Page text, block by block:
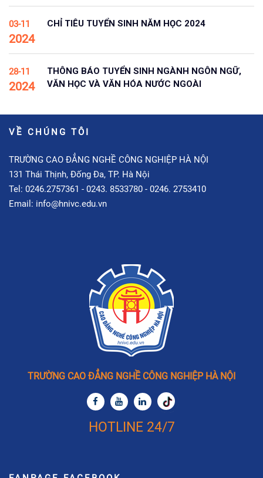
03-11
2024
CHỈ TIÊU TUYỂN SINH NĂM HỌC 2024
28-11
2024
THÔNG BÁO TUYỂN SINH NGÀNH NGÔN NGỮ,
VĂN HỌC VÀ VĂN HÓA NƯỚC NGOÀI
VỀ CHÚNG TÔI
TRƯỜNG CAO ĐẲNG NGHỀ CÔNG NGHIỆP HÀ NỘI
131 Thái Thịnh, Đống Đa, TP. Hà Nội
Tel: 0246.2757361 - 0243. 8533780 - 0246. 2753410
Email: info@hnivc.edu.vn
TRƯỜNG CAO ĐẲNG NGHỀ CÔNG NGHIỆP HÀ NỘI
HOTLINE 24/7